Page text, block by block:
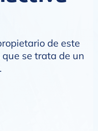
de este
se trata de un